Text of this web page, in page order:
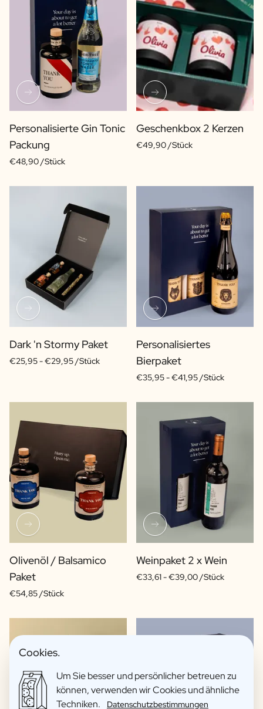
Personalisierte Gin Tonic
Packung
€48,90 /Stück
Geschenkbox 2 Kerzen
€49,90 /Stück
Dark 'n Stormy Paket
€25,95 -€29,95 /Stück
Personalisiertes
Bierpaket
€35,95 -€41,95 /Stück
Olivenöl / Balsamico
Paket
€54,85 /Stück
Weinpaket 2 x Wein
€33,61 -€39,00 /Stück
Cookies.
Um Sie besser und persönlicher betreuen zu
können, verwenden wir Cookies und ähnliche
Techniken.
Datenschutzbestimmungen